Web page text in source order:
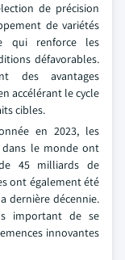
de précision
de variétés
qui renforce les
défavorables.
des avantages
accélérant le cycle
cibles.
en 2023, les
dans le monde ont
45 milliards de
ont également été
dernière décennie.
important de se
innovantes